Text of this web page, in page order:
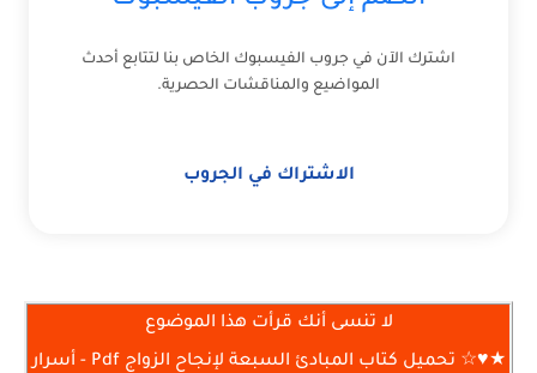
اشترك الآن في جروب الفيسبوك الخاص بنا لتتابع أحدث
المواضيع والمناقشات الحصرية.
الاشتراك في الجروب
لا تنسى أنك قرأت هذا الموضوع
★♥☆ تحميل كتاب المبادئ السبعة لإنجاح الزواج Pdf - أسرار